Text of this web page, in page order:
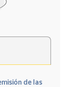
de las